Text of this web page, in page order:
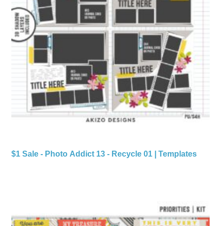
$1 Sale - Photo Addict 13 - Recycle 01 | Templates